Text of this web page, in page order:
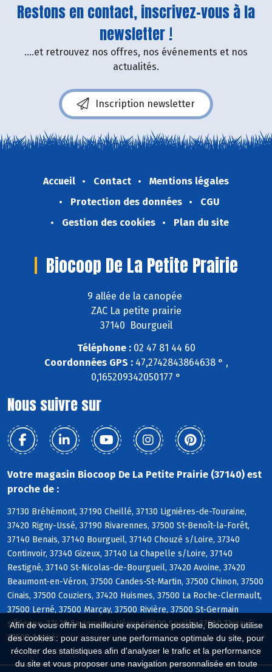
Afin de vous offrir la meilleure expérience possible, Biocoop utilise
des cookies : pour assurer une performance optimale du site, pour
récolter des statistiques afin d'analyser le trafic et la performance
du site et vous proposer une navigation personnalisée en toute
Restons en contact, inscrivez-vous à la
newsletter !
....et retrouvez nos offres, nos événements et nos
actualités.
Inscription newsletter
Accueil Contact
Mentions légales
Protection des données
CGU
Gestion des cookies
Plan du site
Biocoop De La Petite Prairie
9 allée de la canopée
ZAC La petite prairie
37140 Bourgueil
Téléphone :02 47 81 44 60
Coordonnées GPS :47,2742843864638 ° ,
0,165209342050177 °
Nous suivre sur
Votre magasin Biocoop De La Petite Prairie (37140) est
proche de :
37130 Bréhémont, 37190 Cheillé, 37130 Lignières-de-Touraine,
37420 Rigny-Ussé, 37190 Rivarennes, 37500 St-Benoît-la-Forêt,
37140 Benais, 37140 Bourgueil, 37140 Chouzé s/Loire, 37340
Continvoir, 37340 Gizeux, 37140 La Chapelle s/Loire, 37140
Restigné, 37140 St-Nicolas-de-Bourgueil, 37420 Avoine, 37420
Beaumont-en-Véron, 37500 Candes-St-Martin, 37500 Chinon, 37500
Cinais, 37500 Couziers, 37420 Huismes, 37500 La Roche-Clermault,
37500 Lerné, 37500 Marçay, 37500 Rivière, 37500 St-Germain
s/Vienne, 37420 Savigny-en-Véron, 37500 Seuilly, 37500 Thizay,
37500 Anché